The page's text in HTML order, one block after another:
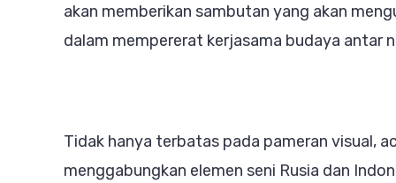
akan memberikan sambutan yang akan
dalam mempererat kerjasama budaya antar
Tidak hanya terbatas pada pameran visual,
menggabungkan elemen seni Rusia dan